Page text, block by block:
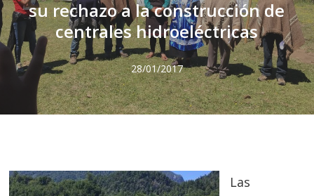
su rechazo a la construcción de
centrales hidroeléctricas
28/01/2017
Las